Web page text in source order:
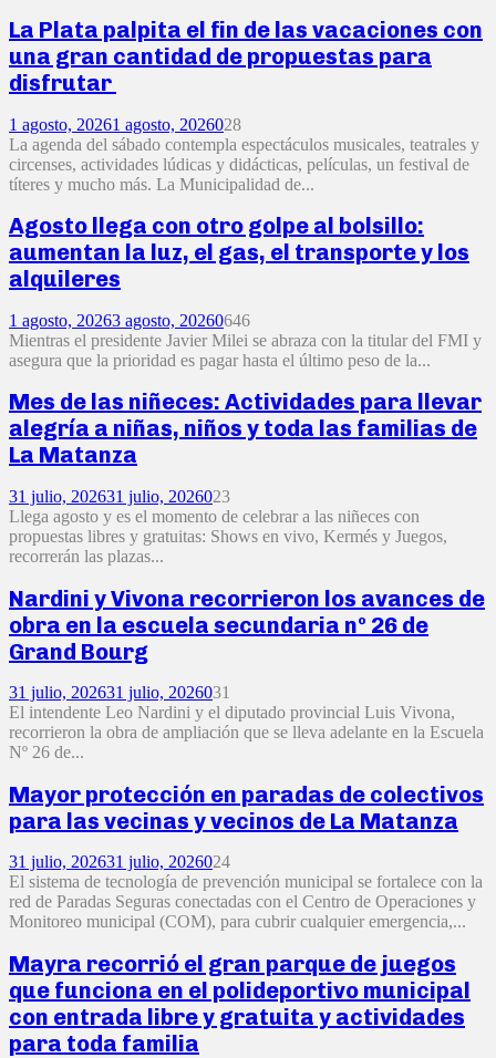
La Plata palpita el fin de las vacaciones con
una gran cantidad de propuestas para
disfrutar
1 agosto, 20261 agosto, 2026028
La agenda del sábado contempla espectáculos musicales, teatrales y
circenses, actividades lúdicas y didácticas, películas, un festival de
títeres y mucho más. La Municipalidad de...
Agosto llega con otro golpe al bolsillo:
aumentan la luz, el gas, el transporte y los
alquileres
1 agosto, 20263 agosto, 20260646
Mientras el presidente Javier Milei se abraza con la titular del FMI y
asegura que la prioridad es pagar hasta el último peso de la...
Mes de las niñeces: Actividades para llevar
alegría a niñas, niños y toda las familias de
La Matanza
31 julio, 202631 julio, 2026023
Llega agosto y es el momento de celebrar a las niñeces con
propuestas libres y gratuitas: Shows en vivo, Kermés y Juegos,
recorrerán las plazas...
Nardini y Vivona recorrieron los avances de
obra en la escuela secundaria nº 26 de
Grand Bourg
31 julio, 202631 julio, 2026031
El intendente Leo Nardini y el diputado provincial Luis Vivona,
recorrieron la obra de ampliación que se lleva adelante en la Escuela
Nº 26 de...
Mayor protección en paradas de colectivos
para las vecinas y vecinos de La Matanza
31 julio, 202631 julio, 2026024
El sistema de tecnología de prevención municipal se fortalece con la
red de Paradas Seguras conectadas con el Centro de Operaciones y
Monitoreo municipal (COM), para cubrir cualquier emergencia,...
Mayra recorrió el gran parque de juegos
que funciona en el polideportivo municipal
con entrada libre y gratuita y actividades
para toda familia